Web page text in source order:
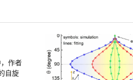
作者
自旋